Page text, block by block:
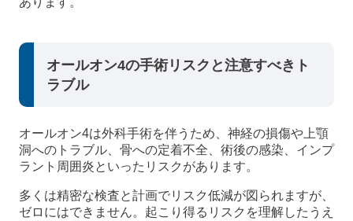
オールオン4の手術リスクと注意すべきト
ラブル
オールオン4は外科手術を伴うため、神経の損傷や上顎
洞へのトラブル、骨への定着不全、術後の感染、インプ
ラント周囲炎といったリスクがあります。
多くは精密な検査と計画でリスク低減が図られますが、
ゼロにはできません。起こり得るリスクを理解したうえ